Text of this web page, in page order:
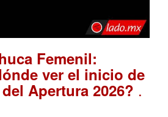
Femenil:
ver el inicio de
Apertura 2026? .